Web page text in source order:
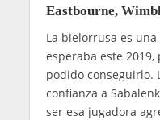
Eastbourne,
La bielorrusa es
esperaba este
podido conseguirlo.
confianza a
ser esa jugadora